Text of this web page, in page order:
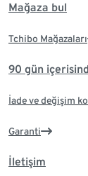
Mağaza bul
Tchibo Mağazaları
90 gün
İade ve değişim
Garanti
İletişim